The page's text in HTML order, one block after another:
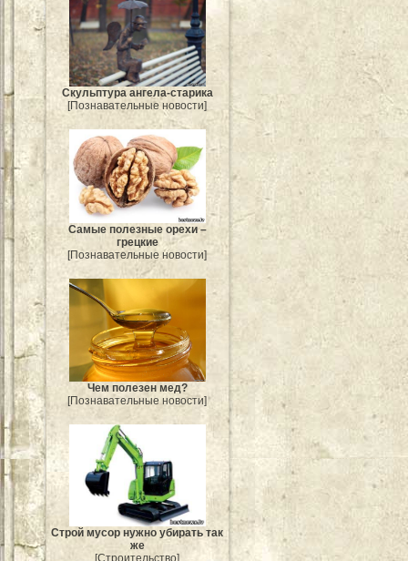
Скульптура ангела-старика
[Познавательные новости]
Самые полезные орехи –
грецкие
[Познавательные новости]
Чем полезен мед?
[Познавательные новости]
Строй мусор нужно убирать так
же